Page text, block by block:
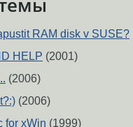
RAM disk v SUSE?
HELP (2001)
(2006)
(2006)
for xWin (1999)